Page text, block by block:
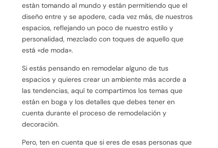
están tomando al mundo y están permitiendo que el
diseño entre y se apodere, cada vez más, de nuestros
espacios, reflejando un poco de nuestro estilo y
personalidad, mezclado con toques de aquello que
está «de moda».
Si estás pensando en remodelar alguno de tus
espacios y quieres crear un ambiente más acorde a
las tendencias, aquí te compartimos los temas que
están en boga y los detalles que debes tener en
cuenta durante el proceso de remodelación y
decoración.
Pero, ten en cuenta que si eres de esas personas que